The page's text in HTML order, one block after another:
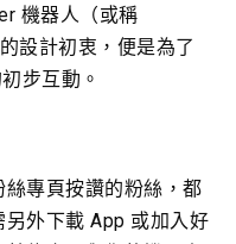
機器人（或稱
設計初衷，便是為了
步互動。
絲專頁按讚的粉絲，都
外下載 App 或加入好